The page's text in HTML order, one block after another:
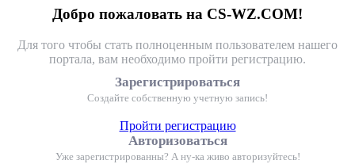
Добро пожаловать на CS-WZ.COM!
Для того чтобы стать полноценным пользователем нашего
портала, вам необходимо пройти регистрацию.
Зарегистрироваться
Создайте собственную учетную запись!
Пройти регистрацию
Авторизоваться
Уже зарегистрированны? А ну-ка живо авторизуйтесь!